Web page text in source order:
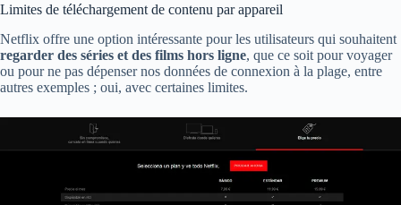
Limites de téléchargement de contenu par appareil
Netflix offre une option intéressante pour les utilisateurs qui souhaitent
regarder des séries et des films hors ligne, que ce soit pour voyager
ou pour ne pas dépenser nos données de connexion à la plage, entre
autres exemples ; oui, avec certaines limites.